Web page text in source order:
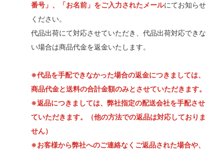
番号」、「お名前」をご入力されたメールにてお知らせ
ください。
代品出荷にて対応させていただき、代品出荷対応できな
い場合は商品代金を返金いたします。
※代品を手配できなかった場合の返金につきましては、
商品代金と送料の合計金額のみとさせていただきます。
※返品につきましては、弊社指定の配送会社を手配させ
ていただきます。（他の方法での返品は対応しておりま
せん）
※お客様から弊社へのご連絡なくご返品された場合や、